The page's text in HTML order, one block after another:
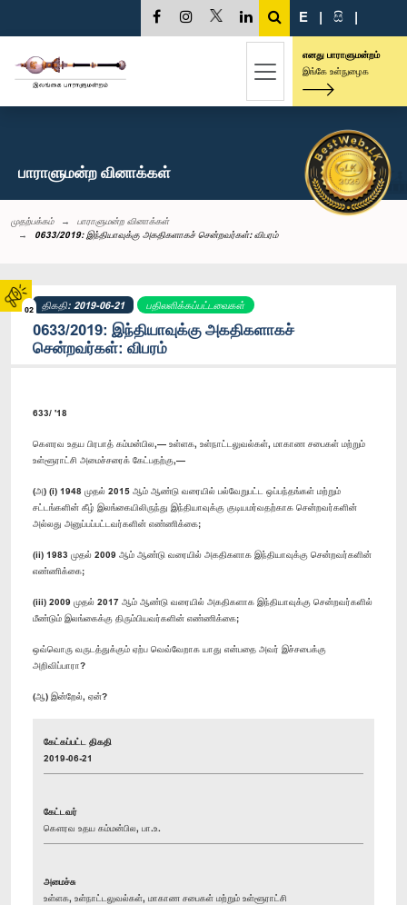
02
E | සි |
எனது பாராளுமன்றம்
இங்கே உள்நுழைக
பாராளுமன்ற வினாக்கள்
முதற்பக்கம்
பாராளுமன்ற வினாக்கள்
0633/2019: இந்தியாவுக்கு அகதிகளாகச் சென்றவர்கள்: விபரம்
திகதி: 2019-06-21 பதிலளிக்கப்பட்டவைகள்
0633/2019: இந்தியாவுக்கு அகதிகளாகச்
சென்றவர்கள்: விபரம்
633/ '18
கௌரவ உதய பிரபாத் கம்மன்பில,— உள்ளக, உள்நாட்டலுவல்கள், மாகாண சபைகள் மற்றும்
உள்ளூராட்சி அமைச்சரைக் கேட்பதற்கு,—
(அ) (i) 1948 முதல் 2015 ஆம் ஆண்டு வரையில் பல்வேறுபட்ட ஒப்பந்தங்கள் மற்றும்
சட்டங்களின் கீழ் இலங்கையிலிருந்து இந்தியாவுக்கு குடியமர்வதற்காக சென்றவர்களின்
அல்லது அனுப்பப்பட்டவர்களின் எண்ணிக்கை;
(ii) 1983 முதல் 2009 ஆம் ஆண்டு வரையில் அகதிகளாக இந்தியாவுக்கு சென்றவர்களின்
எண்ணிக்கை;
(iii) 2009 முதல் 2017 ஆம் ஆண்டு வரையில் அகதிகளாக இந்தியாவுக்கு சென்றவர்களில்
மீண்டும் இலங்கைக்கு திரும்பியவர்களின் எண்ணிக்கை;
ஒவ்வொரு வருடத்துக்கும் ஏற்ப வெவ்வேறாக யாது என்பதை அவர் இச்சபைக்கு
அறிவிப்பாரா?
(ஆ) இன்றேல், ஏன்?
கேட்கப்பட்ட திகதி
2019-06-21
கேட்டவர்
கௌரவ உதய கம்மன்பில, பா.உ.
அமைச்சு
உள்ளக, உள்நாட்டலுவல்கள், மாகாண சபைகள் மற்றும் உள்ளூராட்சி